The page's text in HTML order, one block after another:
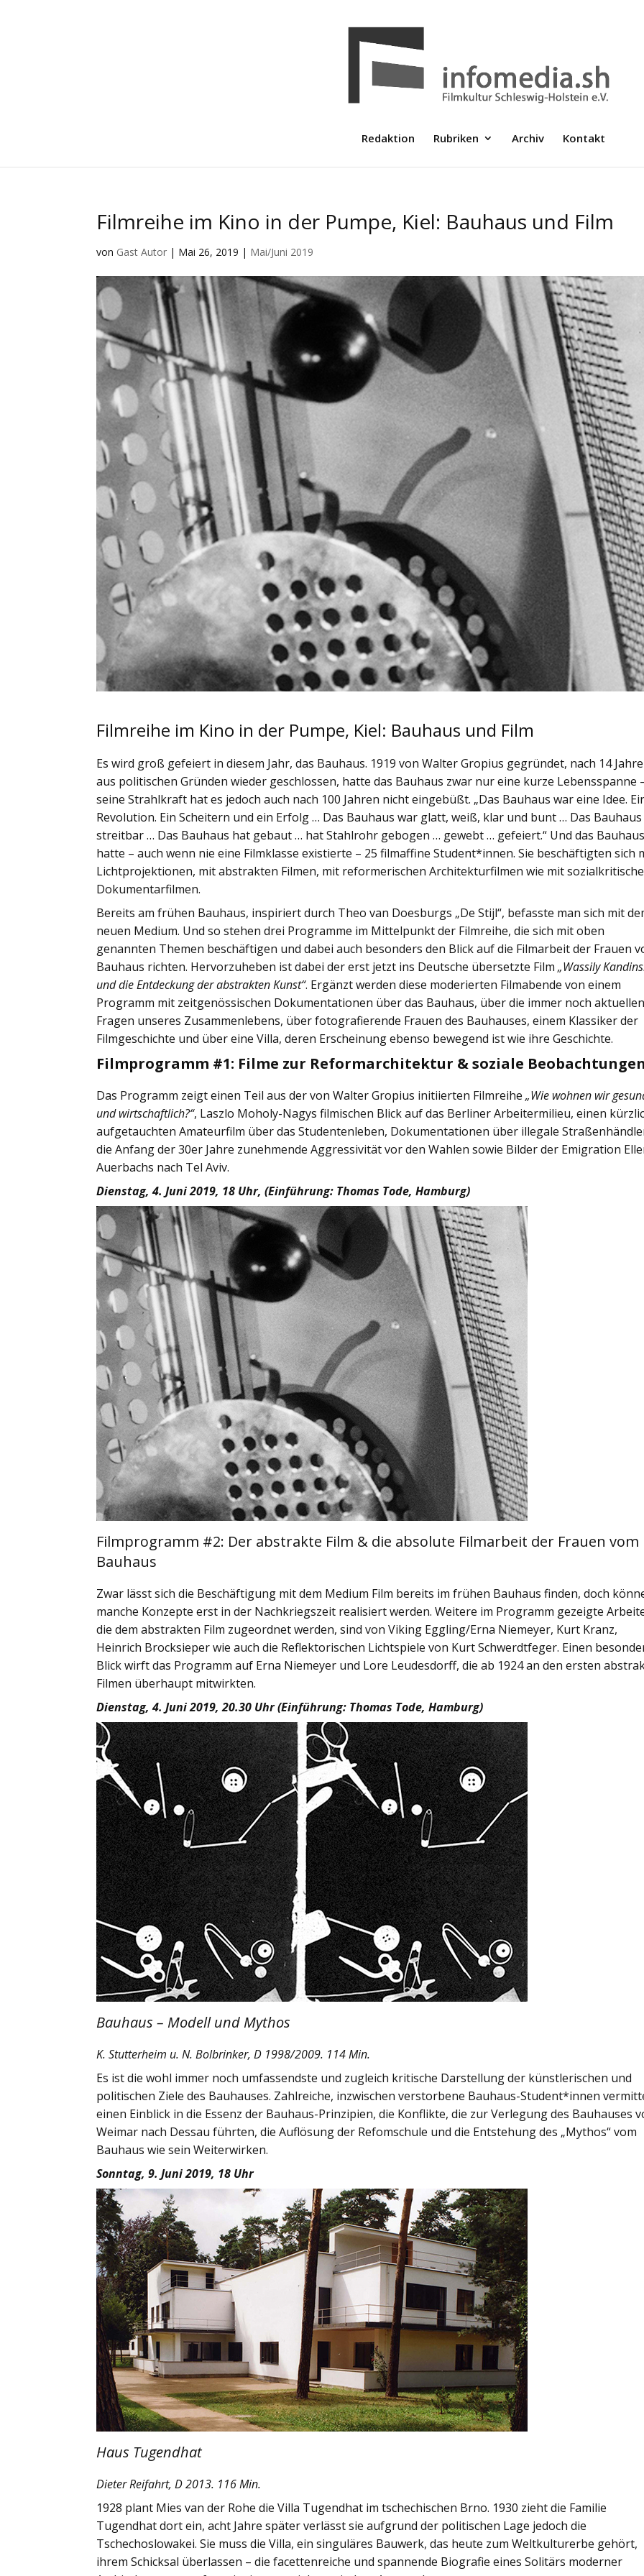
Redaktion Rubriken Archiv Kontakt
Filmreihe im Kino in der Pumpe, Kiel: Bauhaus und Film
von Gast Autor | Mai 26, 2019 | Mai/Juni 2019
Filmreihe im Kino in der Pumpe, Kiel: Bauhaus und Film
Es wird groß gefeiert in diesem Jahr, das Bauhaus. 1919 von Walter Gropius gegründet, nach 14
aus politischen Gründen wieder geschlossen, hatte das Bauhaus zwar nur eine kurze Lebensspanne
seine Strahlkraft hat es jedoch auch nach 100 Jahren nicht eingebüßt. „Das Bauhaus war eine Idee.
Revolution. Ein Scheitern und ein Erfolg … Das Bauhaus war glatt, weiß, klar und bunt … Das
streitbar … Das Bauhaus hat gebaut … hat Stahlrohr gebogen … gewebt … gefeiert.“ Und das
hatte – auch wenn nie eine Filmklasse existierte – 25 filmaffine Student*innen. Sie beschäftigten sich
Lichtprojektionen, mit abstrakten Filmen, mit reformerischen Architekturfilmen wie mit
Dokumentarfilmen.
Bereits am frühen Bauhaus, inspiriert durch Theo van Doesburgs „De Stijl“, befasste man sich mit
neuen Medium. Und so stehen drei Programme im Mittelpunkt der Filmreihe, die sich mit oben
genannten Themen beschäftigen und dabei auch besonders den Blick auf die Filmarbeit der Frauen
Bauhaus richten. Hervorzuheben ist dabei der erst jetzt ins Deutsche übersetzte Film„Wassily
und die Entdeckung der abstrakten Kunst“. Ergänzt werden diese moderierten Filmabende von einem
Programm mit zeitgenössischen Dokumentationen über das Bauhaus, über die immer noch
Fragen unseres Zusammenlebens, über fotografierende Frauen des Bauhauses, einem Klassiker der
Filmgeschichte und über eine Villa, deren Erscheinung ebenso bewegend ist wie ihre Geschichte.
Filmprogramm #1: Filme zur Reformarchitektur & soziale
Das Programm zeigt einen Teil aus der von Walter Gropius initiierten Filmreihe„Wie wohnen wir
und wirtschaftlich?“, Laszlo Moholy-Nagys filmischen Blick auf das Berliner Arbeitermilieu, einen
aufgetauchten Amateurfilm über das Studentenleben, Dokumentationen über illegale
die Anfang der 30er Jahre zunehmende Aggressivität vor den Wahlen sowie Bilder der Emigration
Auerbachs nach Tel Aviv.
Dienstag, 4. Juni 2019, 18 Uhr, (Einführung: Thomas Tode, Hamburg)
Filmprogramm #2: Der abstrakte Film & die absolute Filmarbeit der Frauen vom
Bauhaus
Zwar lässt sich die Beschäftigung mit dem Medium Film bereits im frühen Bauhaus finden, doch
manche Konzepte erst in der Nachkriegszeit realisiert werden. Weitere im Programm gezeigte
die dem abstrakten Film zugeordnet werden, sind von Viking Eggling/Erna Niemeyer, Kurt Kranz,
Heinrich Brocksieper wie auch die Reflektorischen Lichtspiele von Kurt Schwerdtfeger. Einen
Blick wirft das Programm auf Erna Niemeyer und Lore Leudesdorff, die ab 1924 an den ersten
Filmen überhaupt mitwirkten.
Dienstag, 4. Juni 2019, 20.30 Uhr (Einführung: Thomas Tode, Hamburg)
Bauhaus – Modell und Mythos
K. Stutterheim u. N. Bolbrinker, D 1998/2009. 114 Min.
Es ist die wohl immer noch umfassendste und zugleich kritische Darstellung der künstlerischen und
politischen Ziele des Bauhauses. Zahlreiche, inzwischen verstorbene Bauhaus-Student*innen
einen Einblick in die Essenz der Bauhaus-Prinzipien, die Konflikte, die zur Verlegung des Bauhauses
Weimar nach Dessau führten, die Auflösung der Refomschule und die Entstehung des „Mythos“ vom
Bauhaus wie sein Weiterwirken.
Sonntag, 9. Juni 2019, 18 Uhr
Haus Tugendhat
Dieter Reifahrt, D 2013. 116 Min.
1928 plant Mies van der Rohe die Villa Tugendhat im tschechischen Brno. 1930 zieht die Familie
Tugendhat dort ein, acht Jahre später verlässt sie aufgrund der politischen Lage jedoch die
Tschechoslowakei. Sie muss die Villa, ein singuläres Bauwerk, das heute zum Weltkulturerbe gehört,
ihrem Schicksal überlassen – die facettenreiche und spannende Biografie eines Solitärs moderner